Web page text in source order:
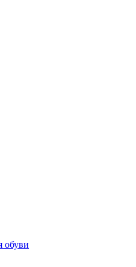
обуви